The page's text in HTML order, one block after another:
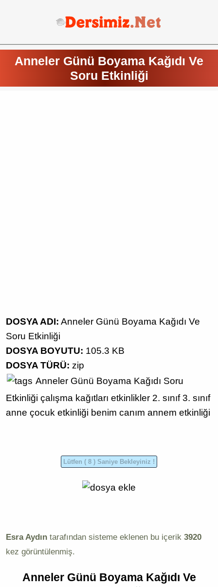
Anneler Günü Boyama Kağıdı Ve
Soru Etkinliği
DOSYA ADI: Anneler Günü Boyama Kağıdı Ve
Soru Etkinliği
DOSYA BOYUTU: 105.3 KB
DOSYA TÜRÜ: zip
Anneler Günü Boyama Kağıdı Soru
Etkinliği çalışma kağıtları etkinlikler 2. sınıf 3. sınıf
anne çocuk etkinliği benim canım annem etkinliği
Esra Aydın tarafından sisteme eklenen bu içerik 3920
kez görüntülenmiş.
Anneler Günü Boyama Kağıdı Ve